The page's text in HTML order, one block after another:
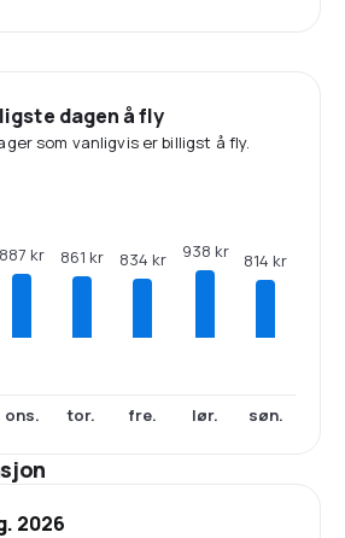
dagen å fly
som vanligvis er billigst å fly.
887 kr
ons.
861 kr
tor.
834 kr
fre.
938 kr
lør.
814 kr
søn.
2026